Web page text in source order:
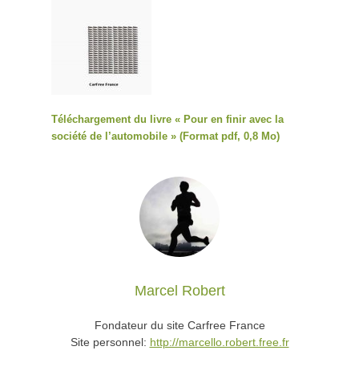
Téléchargement du livre « Pour en finir avec la
société de l’automobile » (Format pdf, 0,8 Mo)
Marcel Robert
Fondateur du site Carfree France
Site personnel: http://marcello.robert.free.fr